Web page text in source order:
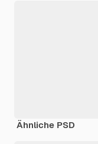
Ähnliche PSD